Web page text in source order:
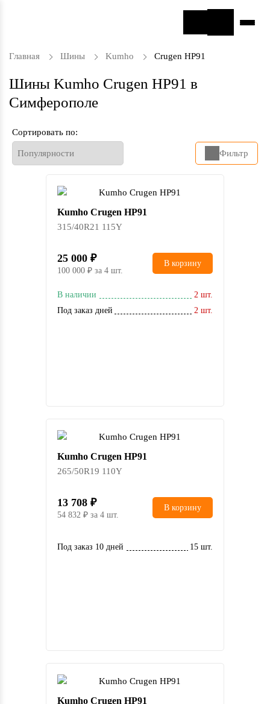
Главная Шины Kumho Crugen HP91
Шины Kumho Crugen HP91 в
Симферополе
Сортировать по:
Фильтр
Kumho Crugen HP91
315/40R21 115Y
25 000
100 000 за 4 шт.
В корзину
В наличии
2 шт.
Под заказ дней
2 шт.
Kumho Crugen HP91
265/50R19 110Y
13 708
54 832 за 4 шт.
В корзину
Под заказ 10 дней 15 шт.
Kumho Crugen HP91